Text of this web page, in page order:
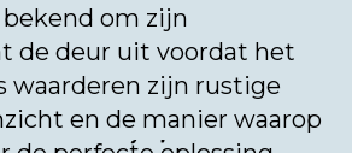
om zijn
de deur uit voordat het
waarderen zijn rustige
en de manier waarop